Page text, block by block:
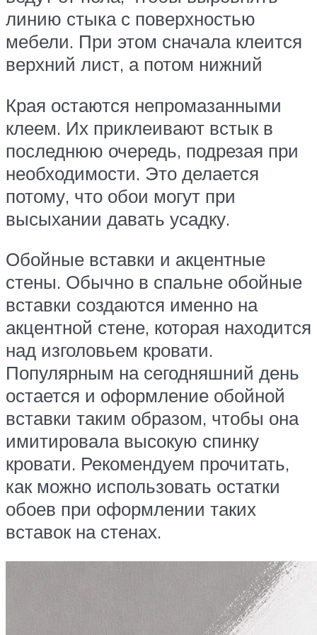
линию стыка с поверхностью
мебели. При этом сначала клеится
верхний лист, а потом нижний
Края остаются непромазанными
клеем. Их приклеивают встык в
последнюю очередь, подрезая при
необходимости. Это делается
потому, что обои могут при
высыхании давать усадку.
Обойные вставки и акцентные
стены. Обычно в спальне обойные
вставки создаются именно на
акцентной стене, которая находится
над изголовьем кровати.
Популярным на сегодняшний день
остается и оформление обойной
вставки таким образом, чтобы она
имитировала высокую спинку
кровати. Рекомендуем прочитать,
как можно использовать остатки
обоев при оформлении таких
вставок на стенах.